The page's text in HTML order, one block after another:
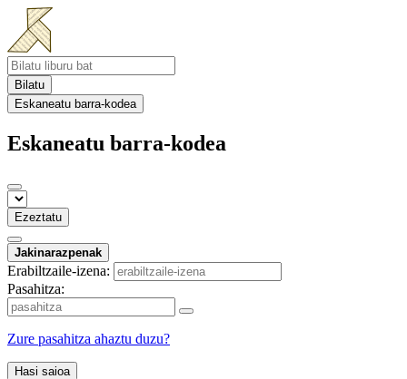
Bilatu
Eskaneatu barra-kodea
Eskaneatu barra-kodea
Ezeztatu
Jakinarazpenak
Erabiltzaile-izena:
Pasahitza:
Zure pasahitza ahaztu duzu?
Hasi saioa